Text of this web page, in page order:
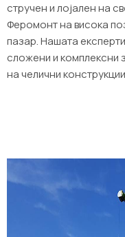
стручен и лојален на
Феромонт на висока
пазар. Нашата
сложени и комплексни
на челични